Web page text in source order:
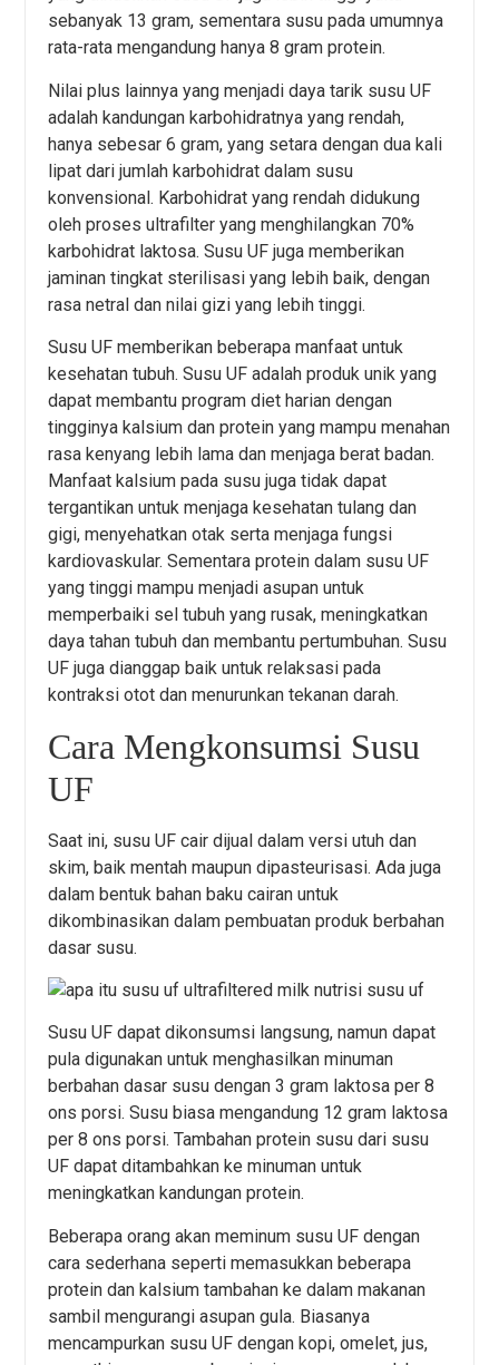
sebanyak 13 gram, sementara susu pada umumnya
rata-rata mengandung hanya 8 gram protein.
Nilai plus lainnya yang menjadi daya tarik susu UF
adalah kandungan karbohidratnya yang rendah,
hanya sebesar 6 gram, yang setara dengan dua kali
lipat dari jumlah karbohidrat dalam susu
konvensional. Karbohidrat yang rendah didukung
oleh proses ultrafilter yang menghilangkan 70%
karbohidrat laktosa. Susu UF juga memberikan
jaminan tingkat sterilisasi yang lebih baik, dengan
rasa netral dan nilai gizi yang lebih tinggi.
Susu UF memberikan beberapa manfaat untuk
kesehatan tubuh. Susu UF adalah produk unik yang
dapat membantu program diet harian dengan
tingginya kalsium dan protein yang mampu menahan
rasa kenyang lebih lama dan menjaga berat badan.
Manfaat kalsium pada susu juga tidak dapat
tergantikan untuk menjaga kesehatan tulang dan
gigi, menyehatkan otak serta menjaga fungsi
kardiovaskular. Sementara protein dalam susu UF
yang tinggi mampu menjadi asupan untuk
memperbaiki sel tubuh yang rusak, meningkatkan
daya tahan tubuh dan membantu pertumbuhan. Susu
UF juga dianggap baik untuk relaksasi pada
kontraksi otot dan menurunkan tekanan darah.
Cara Mengkonsumsi Susu
UF
Saat ini, susu UF cair dijual dalam versi utuh dan
skim, baik mentah maupun dipasteurisasi. Ada juga
dalam bentuk bahan baku cairan untuk
dikombinasikan dalam pembuatan produk berbahan
dasar susu.
Susu UF dapat dikonsumsi langsung, namun dapat
pula digunakan untuk menghasilkan minuman
berbahan dasar susu dengan 3 gram laktosa per 8
ons porsi. Susu biasa mengandung 12 gram laktosa
per 8 ons porsi. Tambahan protein susu dari susu
UF dapat ditambahkan ke minuman untuk
meningkatkan kandungan protein.
Beberapa orang akan meminum susu UF dengan
cara sederhana seperti memasukkan beberapa
protein dan kalsium tambahan ke dalam makanan
sambil mengurangi asupan gula. Biasanya
mencampurkan susu UF dengan kopi, omelet, jus,